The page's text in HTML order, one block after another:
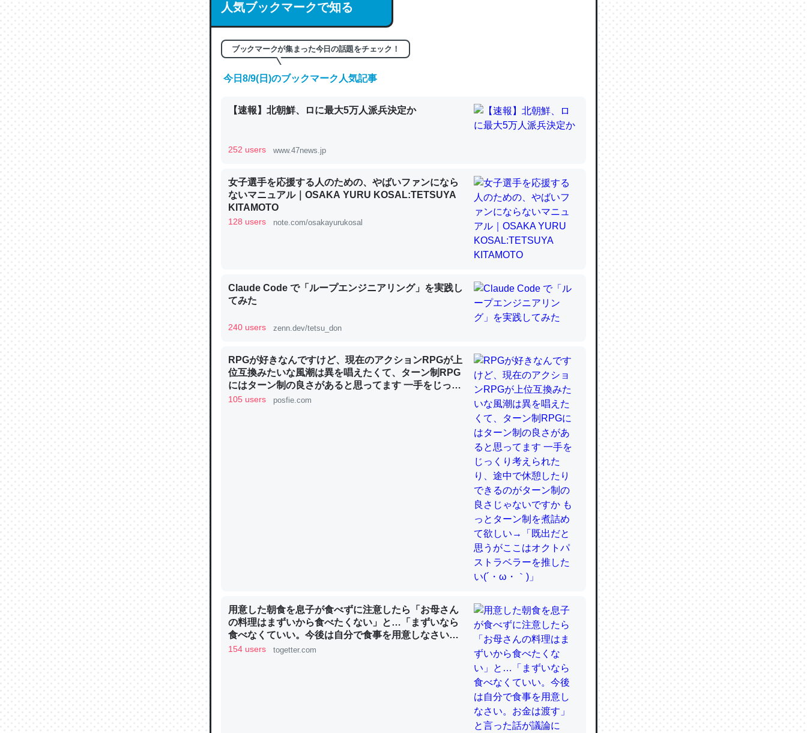
これは良記事。32768トークンだと英語小説100ページ分くらい。小説でいう「ずっと前
の伏線」は回収されないけど、短期記憶というには多い分量。進化すればするほど分かり
やすく強くなりそう
の600分の1程度。
─ニュース :: 【研究発表】昆虫学の大問題＝「昆虫はなぜ海にいないのか」に関する新仮説
は」とあって面白い。海にいる鋏角類（カブトガニ・ウミグモ）はカルシウムを使わずキ
チンを強化してる筈だが、酵素が違うのか？
─ニュース :: 【研究発表】昆虫学の大問題＝「昆虫はなぜ海にいないのか」に関する新仮説
これを元に考えるとカルシウムを大量に使う脊椎動物と貝類は苦労してるんだな…。腹足
─ニュース :: 【研究発表】昆虫学の大問題＝「昆虫はなぜ海にいないのか」に関する新仮説
ウチもEchoを実家に置いて４年。でたまに覗いてる。ぼちぼちRingも置こうかと画策
中。あと、Googleマップで位置情報を共有してる。電池残量や充電中かが分かるのでこ
─たまにLINEするくらいだった遠方の父67歳と僕。ITツール導入でコミュニケーションが劇的に変化し
ちょうど同じ理由でEcho Show 8を設定中でした。PrimeとかSpotifyを支払う孝行もで
きる。一生で親と会える残り時間を日数にすると1週間とかの人が多いそうだけど、それ
─たまにLINEするくらいだった遠方の父67歳と僕。ITツール導入でコミュニケーションが劇的に変化し
人気ブックマークで知る
ブックマークが集まった今日の話題をチェック！
今日8/9(日)のブックマーク人気記事
【速報】北朝鮮、ロに最大5万人派兵決定か
252 users www.47news.jp
女子選手を応援する人のための、やばいファンになら
ないマニュアル｜OSAKA YURU KOSAL:TETSUYA
KITAMOTO
128 users note.com/osakayurukosal
Claude Code で「ループエンジニアリング」を実践し
てみた
240 users zenn.dev/tetsu_don
RPGが好きなんですけど、現在のアクションRPGが上
位互換みたいな風潮は異を唱えたくて、ターン制RPG
にはターン制の良さがあると思ってます 一手をじっく
り考えられたり、途中で休憩したりできるのがターン
105 users posfie.com
用意した朝食を息子が食べずに注意したら「お母さん
の料理はまずいから食べたくない」と…「まずいなら
食べなくていい。今後は自分で食事を用意しなさい。
お金は渡す」と言った話が議論に
154 users togetter.com